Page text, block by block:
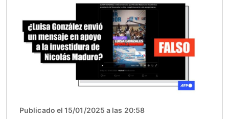
Publicado el 15/01/2025 a las 20:58